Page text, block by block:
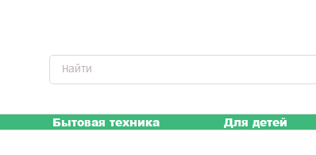
Бытовая техника Для детей